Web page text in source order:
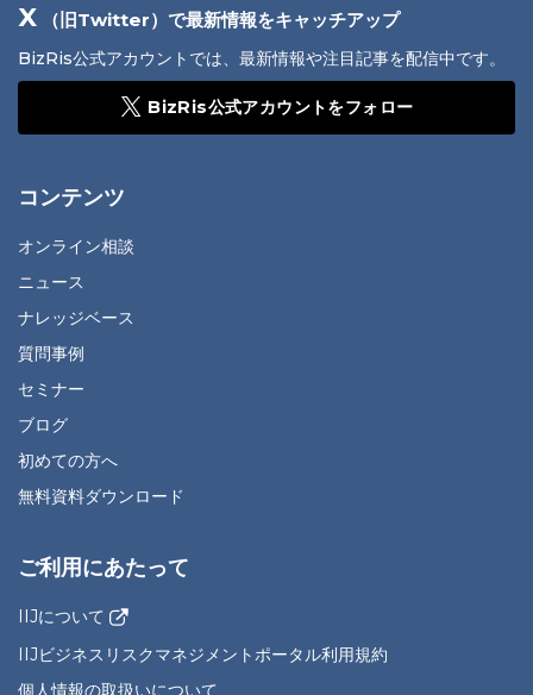
X （旧Twitter）で最新情報をキャッチアップ
BizRis公式アカウントでは、最新情報や注目記事を配信中です。
BizRis公式アカウントをフォロー
コンテンツ
オンライン相談
ニュース
ナレッジベース
質問事例
セミナー
ブログ
初めての方へ
無料資料ダウンロード
ご利用にあたって
IIJについて
IIJビジネスリスクマネジメントポータル利用規約